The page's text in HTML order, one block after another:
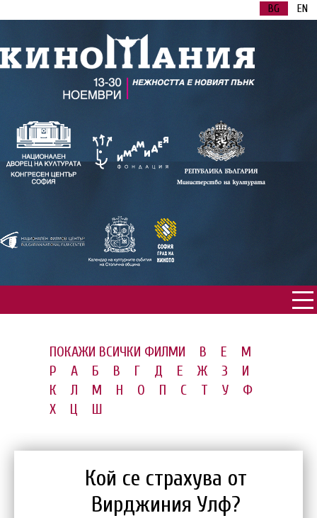
BG EN
ПОКАЖИ ВСИЧКИ ФИЛМИ B E
M
P
А Б В Г Д Е Ж З
И
К
Л М Н О П С Т У
Ф
Х
Ц Ш
Кой се страхува от
Вирджиния Улф?